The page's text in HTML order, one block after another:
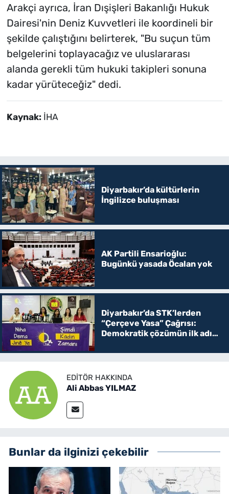
Arakçi ayrıca, İran Dışişleri Bakanlığı Hukuk
Dairesi'nin Deniz Kuvvetleri ile koordineli bir
şekilde çalıştığını belirterek, "Bu suçun tüm
belgelerini toplayacağız ve uluslararası
alanda gerekli tüm hukuki takipleri sonuna
kadar yürüteceğiz" dedi.
Kaynak: İHA
Diyarbakır’da kültürlerin
İngilizce buluşması
AK Partili Ensarioğlu:
Bugünkü yasada Öcalan yok
Diyarbakır’da STK’lerden
“Çerçeve Yasa” Çağrısı:
Demokratik çözümün ilk adımı
EDITÖR HAKKINDA
Ali Abbas YILMAZ
Bunlar da ilginizi çekebilir